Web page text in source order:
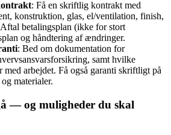
: Få en skriftlig kontrakt med
konstruktion, glas, el/ventilation, finish,
betalingsplan (ikke for stort
og håndtering af ændringer.
: Bed om dokumentation for
samt hvilke
med arbejdet. Få også garanti skriftligt på
materialer.
— og muligheder du skal